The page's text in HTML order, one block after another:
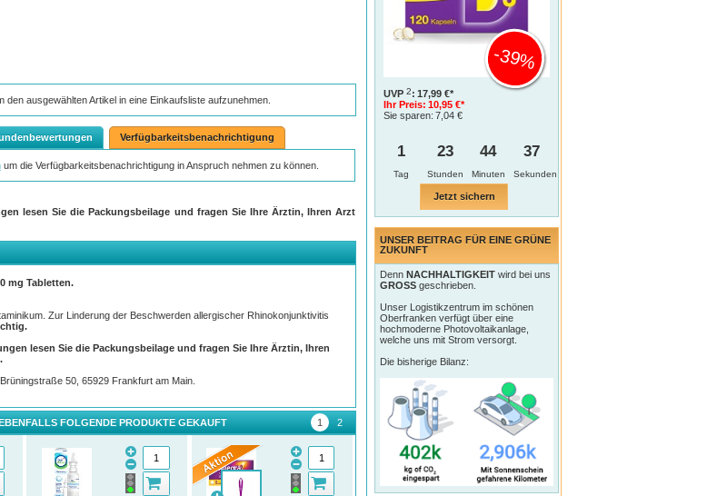
den ausgewählten Artikel in eine Einkaufsliste aufzunehmen.
Verfügbarkeitsbenachrichtigung
um die Verfügbarkeitsbenachrichtigung in Anspruch nehmen zu können.
lesen Sie die Packungsbeilage und fragen Sie Ihre Ärztin, Ihren Arzt
mg Tabletten.
Zur Linderung der Beschwerden allergischer Rhinokonjunktivitis
lesen Sie die Packungsbeilage und fragen Sie Ihre Ärztin, Ihren
50, 65929 Frankfurt am Main.
FOLGENDE PRODUKTE GEKAUFT
UVP 2: 17,99 €*
Ihr Preis: 10,95 €*
Sie sparen: 7,04 €
-39%
1
Tag
23 44 36
Jetzt sichern
UNSER BEITRAG FÜR EINE GRÜNE
ZUKUNFT
Denn NACHHALTIGKEIT wird bei uns
GROSS geschrieben.
Unser Logistikzentrum im schönen
Oberfranken verfügt über eine
hochmoderne Photovoltaikanlage,
welche uns mit Strom versorgt.
Die bisherige Bilanz: